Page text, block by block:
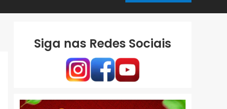
Siga nas Redes Sociais